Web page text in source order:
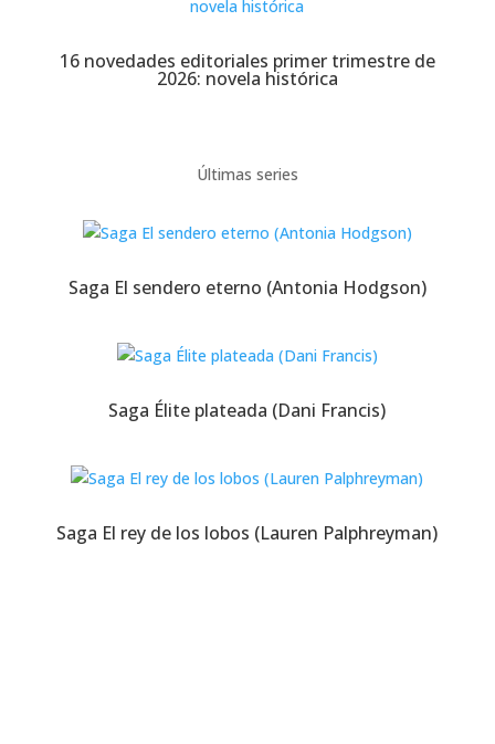
16 novedades editoriales primer trimestre de
2026: novela histórica
Últimas series
Saga El sendero eterno (Antonia Hodgson)
Saga Élite plateada (Dani Francis)
Saga El rey de los lobos (Lauren Palphreyman)